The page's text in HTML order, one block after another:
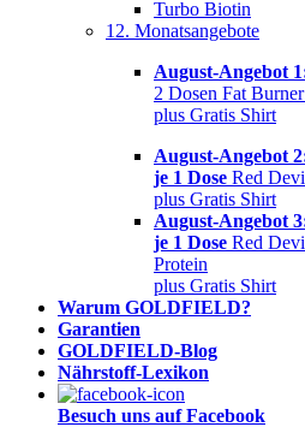
Turbo Biotin
12. Monatsangebote
August-Angebot
2 Dosen Fat
plus Gratis Shirt
August-Angebot
je 1 Dose Red
plus Gratis Shirt
August-Angebot
je 1 Dose Red
Protein
plus Gratis Shirt
Warum GOLDFIELD?
Garantien
GOLDFIELD-Blog
Nährstoff-Lexikon
Besuch uns auf Facebook